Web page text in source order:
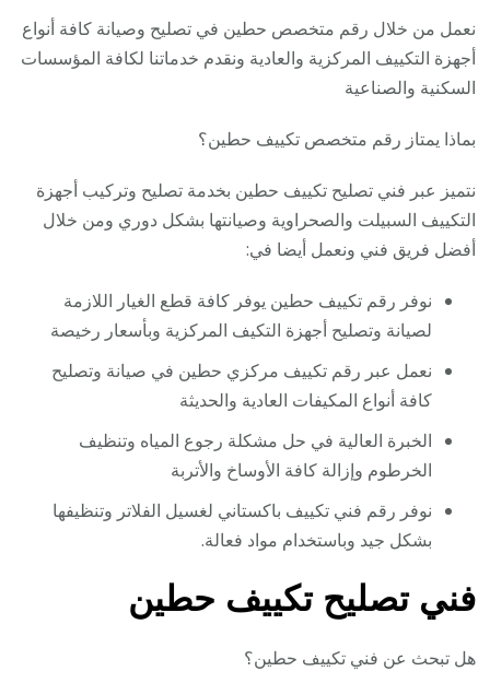
نعمل من خلال رقم متخصص حطين في تصليح وصيانة كافة أنواع
أجهزة التكييف المركزية والعادية ونقدم خدماتنا لكافة المؤسسات
السكنية والصناعية
بماذا يمتاز رقم متخصص تكييف حطين؟
نتميز عبر فني تصليح تكييف حطين بخدمة تصليح وتركيب أجهزة
التكييف السبيلت والصحراوية وصيانتها بشكل دوري ومن خلال
أفضل فريق فني ونعمل أيضا في:
نوفر رقم تكييف حطين يوفر كافة قطع الغيار اللازمة
لصيانة وتصليح أجهزة التكيف المركزية وبأسعار رخيصة
نعمل عبر رقم تكييف مركزي حطين في صيانة وتصليح
كافة أنواع المكيفات العادية والحديثة
الخبرة العالية في حل مشكلة رجوع المياه وتنظيف
الخرطوم وإزالة كافة الأوساخ والأتربة
نوفر رقم فني تكييف باكستاني لغسيل الفلاتر وتنظيفها
بشكل جيد وباستخدام مواد فعالة.
فني تصليح تكييف حطين
هل تبحث عن فني تكييف حطين؟